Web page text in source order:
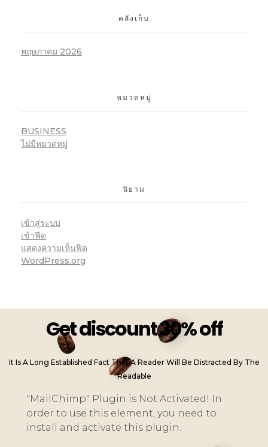
คลังเก็บ
พฤษภาคม 2026
หมวดหมู่
BUSINESS
ไม่มีหมวดหมู่
นิยาม
เข้าสู่ระบบ
เข้าฟีด
แสดงความเห็นฟีด
WordPress.org
Get discount 30% off
It Is A Long Established Fact That A Reader Will Be Distracted By The
Readable
"MailChimp" Plugin is Not Activated! In
order to use this element, you need to
install and activate this plugin.